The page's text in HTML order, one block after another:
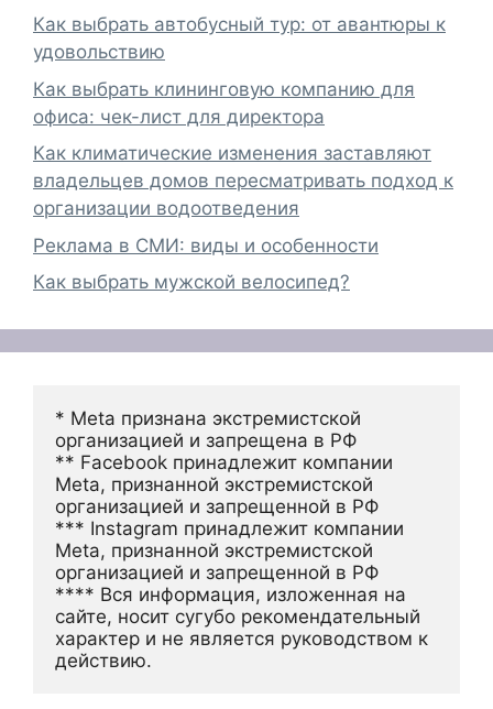
Как выбрать автобусный тур: от авантюры к
удовольствию
Как выбрать клининговую компанию для
офиса: чек-лист для директора
Как климатические изменения заставляют
владельцев домов пересматривать подход к
организации водоотведения
Реклама в СМИ: виды и особенности
Как выбрать мужской велосипед?
* Meta признана экстремистской
организацией и запрещена в РФ
** Facebook принадлежит компании
Meta, признанной экстремистской
организацией и запрещенной в РФ
*** Instagram принадлежит компании
Meta, признанной экстремистской
организацией и запрещенной в РФ
**** Вся информация, изложенная на
сайте, носит сугубо рекомендательный
характер и не является руководством к
действию.